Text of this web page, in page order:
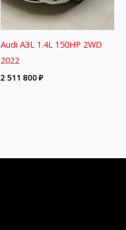
Audi A3L 1.4L 150HP 2WD
2022
2 511 800₽